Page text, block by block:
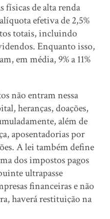
físicas de alta renda
efetiva de 2,5%
totais, incluindo
Enquanto isso,
em média, 9% a 11%
não entram nessa
heranças, doações,
além de
aposentadorias por
A lei também define
dos impostos pagos
ultrapasse
financeiras e não
haverá restituição na